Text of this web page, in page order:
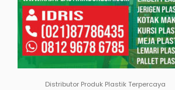
Distributor Produk Plastik Terpercaya